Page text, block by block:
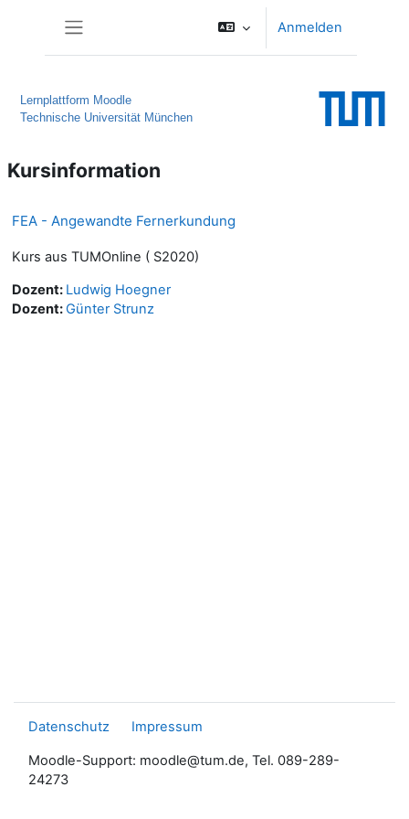
Anmelden
Lernplattform Moodle
Technische Universität München
Kursinformation
FEA - Angewandte Fernerkundung
Kurs aus TUMOnline ( S2020)
Dozent: Ludwig Hoegner
Dozent:Günter Strunz
Datenschutz Impressum
Moodle-Support: moodle@tum.de, Tel. 089-289-
24273